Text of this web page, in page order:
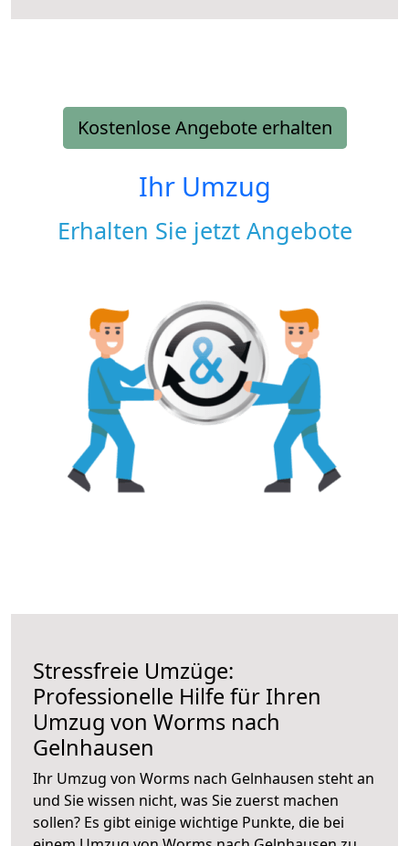
Kostenlose Angebote erhalten
Ihr Umzug
Erhalten Sie jetzt Angebote
Stressfreie Umzüge:
Professionelle Hilfe für Ihren
Umzug von Worms nach
Gelnhausen
Ihr Umzug von Worms nach Gelnhausen steht an
und Sie wissen nicht, was Sie zuerst machen
sollen? Es gibt einige wichtige Punkte, die bei